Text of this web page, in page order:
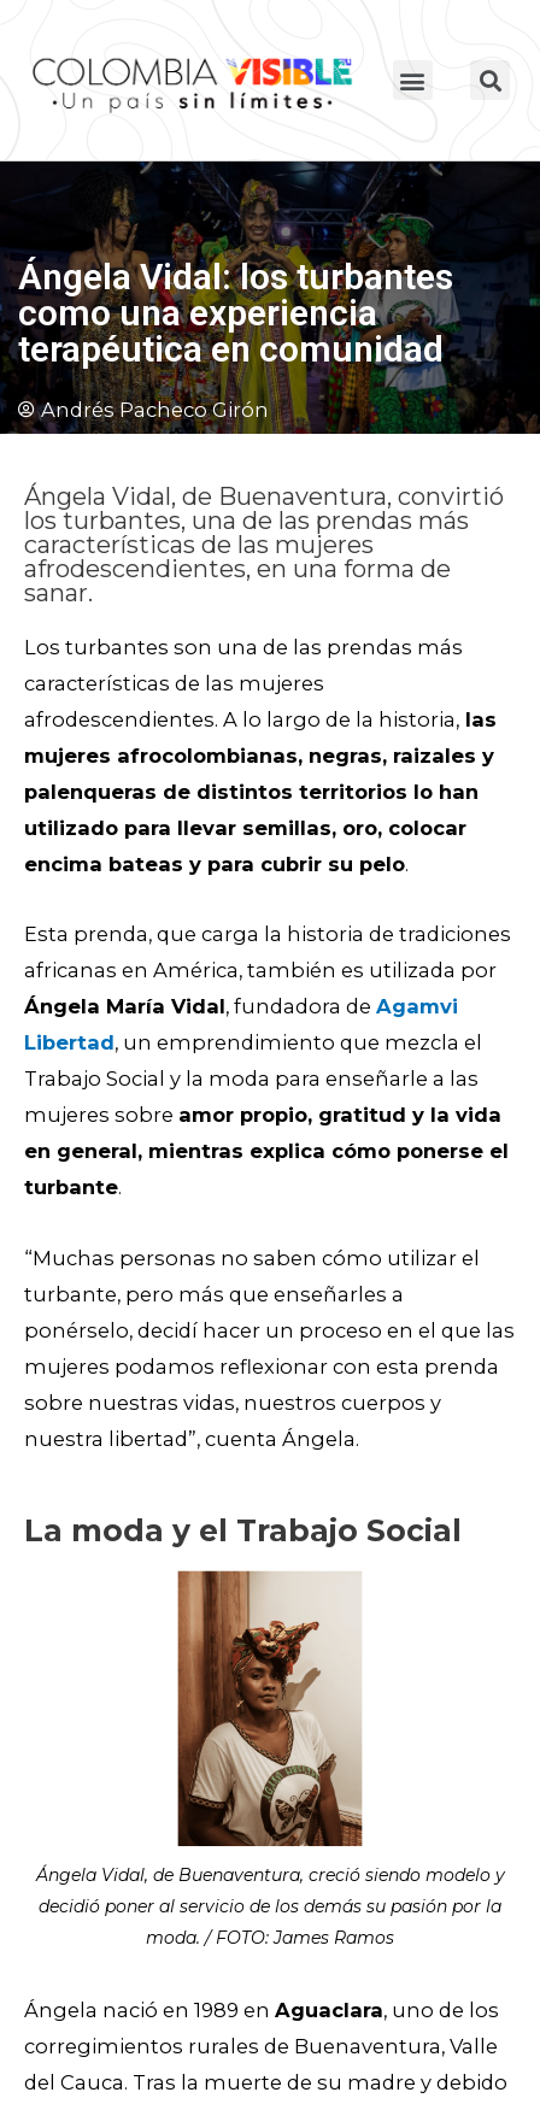
Ángela Vidal: los turbantes
como una experiencia
terapéutica en comunidad
Andrés Pacheco Girón
Ángela Vidal, de Buenaventura, convirtió
los turbantes, una de las prendas más
características de las mujeres
afrodescendientes, en una forma de
sanar.
Los turbantes son una de las prendas más
características de las mujeres
afrodescendientes. A lo largo de la historia, las
mujeres afrocolombianas, negras, raizales y
palenqueras de distintos territorios lo han
utilizado para llevar semillas, oro, colocar
encima bateas y para cubrir su pelo.
Esta prenda, que carga la historia de tradiciones
africanas en América, también es utilizada por
Ángela María Vidal, fundadora de Agamvi
Libertad, un emprendimiento que mezcla el
Trabajo Social y la moda para enseñarle a las
mujeres sobre amor propio, gratitud y la vida
en general, mientras explica cómo ponerse el
turbante.
“Muchas personas no saben cómo utilizar el
turbante, pero más que enseñarles a
ponérselo, decidí hacer un proceso en el que las
mujeres podamos reflexionar con esta prenda
sobre nuestras vidas, nuestros cuerpos y
nuestra libertad”, cuenta Ángela.
La moda y el Trabajo Social
Ángela Vidal, de Buenaventura, creció siendo modelo y
decidió poner al servicio de los demás su pasión por la
moda. / FOTO: James Ramos
Ángela nació en 1989 en Aguaclara, uno de los
corregimientos rurales de Buenaventura, Valle
del Cauca. Tras la muerte de su madre y debido